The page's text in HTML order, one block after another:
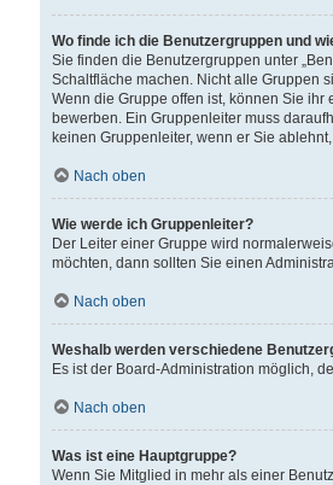
Wo finde ich die Benutzergruppen und
Sie finden die Benutzergruppen unter
Schaltfläche machen. Nicht alle Gruppen
Wenn die Gruppe offen ist, können Sie
bewerben. Ein Gruppenleiter muss
keinen Gruppenleiter, wenn er Sie
Nach oben
Wie werde ich Gruppenleiter?
Der Leiter einer Gruppe wird
möchten, dann sollten Sie einen
Nach oben
Weshalb werden verschiedene
Es ist der Board-Administration möglich,
Nach oben
Was ist eine Hauptgruppe?
Wenn Sie Mitglied in mehr als einer